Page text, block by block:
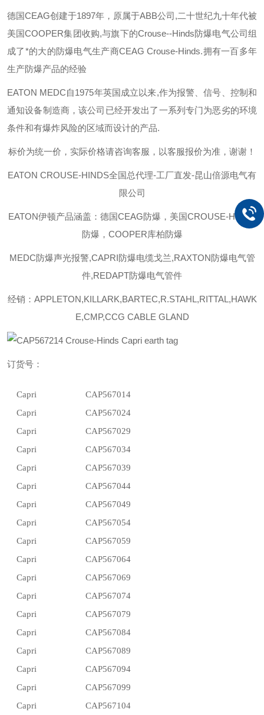
德国CEAG创建于1897年，原属于ABB公司,二十世纪九十年代被
美国COOPER集团收购,与旗下的Crouse--Hinds防爆电气公司组
成了*的大的防爆电气生产商CEAG Crouse-Hinds.拥有一百多年
生产防爆产品的经验
EATON MEDC自1975年英国成立以来,作为报警、信号、控制和
通知设备制造商，该公司已经开发出了一系列专门为恶劣的环境
条件和有爆炸风险的区域而设计的产品.
标价为统一价，实际价格请咨询客服，以客服报价为准，谢谢！
EATON CROUSE-HINDS全国总代理-工厂直发-昆山倍源电气有
限公司
EATON伊顿产品涵盖：德国CEAG防爆，美国CROUSE-HINDS
防爆，COOPER库柏防爆
MEDC防爆声光报警,CAPRI防爆电缆戈兰,RAXTON防爆电气管
件,REDAPT防爆电气管件
经销：APPLETON,KILLARK,BARTEC,R.STAHL,RITTAL,HAWK
E,CMP,CCG CABLE GLAND
订货号：
Capri
CAP567014
Capri
CAP567024
Capri
CAP567029
Capri
CAP567034
Capri
CAP567039
Capri
CAP567044
Capri
CAP567049
Capri
CAP567054
Capri
CAP567059
Capri
CAP567064
Capri
CAP567069
Capri
CAP567074
Capri
CAP567079
Capri
CAP567084
Capri
CAP567089
Capri
CAP567094
Capri
CAP567099
Capri
CAP567104